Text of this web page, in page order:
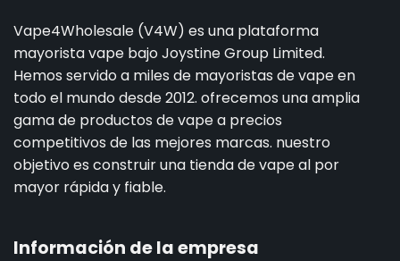
Vape4Wholesale (V4W) es una plataforma
mayorista vape bajo Joystine Group Limited.
Hemos servido a miles de mayoristas de vape en
todo el mundo desde 2012. ofrecemos una amplia
gama de productos de vape a precios
competitivos de las mejores marcas. nuestro
objetivo es construir una tienda de vape al por
mayor rápida y fiable.
Información de la empresa